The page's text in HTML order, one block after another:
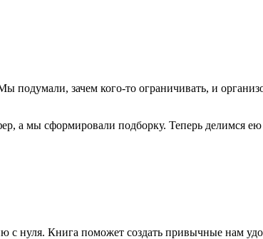
подумали, зачем кого-то ограничивать, и
а мы сформировали подборку. Теперь делимся ею
с нуля. Книга поможет создать привычные нам